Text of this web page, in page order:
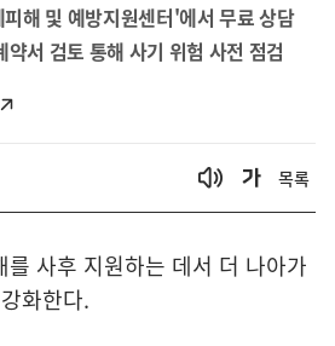
해 및 예방지원센터'에서 무료 상담
약서 검토 통해 사기 위험 사전 점검
목록
사후 지원하는 데서 더 나아가
화한다.